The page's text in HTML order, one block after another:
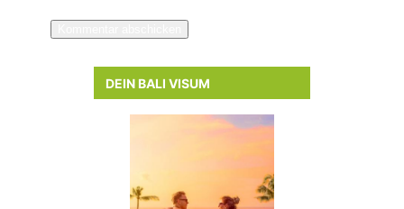
DEIN BALI VISUM